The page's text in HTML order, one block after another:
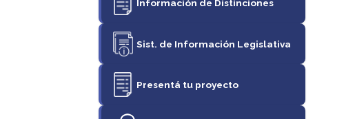
Información de Distinciones
Sist. de Información Legislativa
Presentá tu proyecto